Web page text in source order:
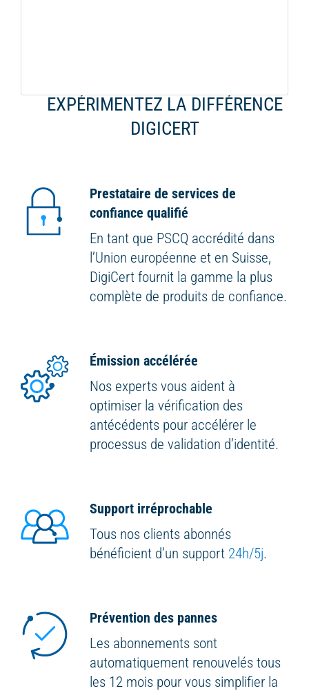
EXPÉRIMENTEZ LA DIFFÉRENCE
DIGICERT
Prestataire de services de
confiance qualifié
En tant que PSCQ accrédité dans
l’Union européenne et en Suisse,
DigiCert fournit la gamme la plus
complète de produits de confiance.
Émission accélérée
Nos experts vous aident à
optimiser la vérification des
antécédents pour accélérer le
processus de validation d’identité.
Support irréprochable
Tous nos clients abonnés
bénéficient d’un support 24h/5j.
Prévention des pannes
Les abonnements sont
automatiquement renouvelés tous
les 12 mois pour vous simplifier la